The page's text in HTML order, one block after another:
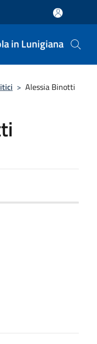
in Lunigiana
> Alessia Binotti